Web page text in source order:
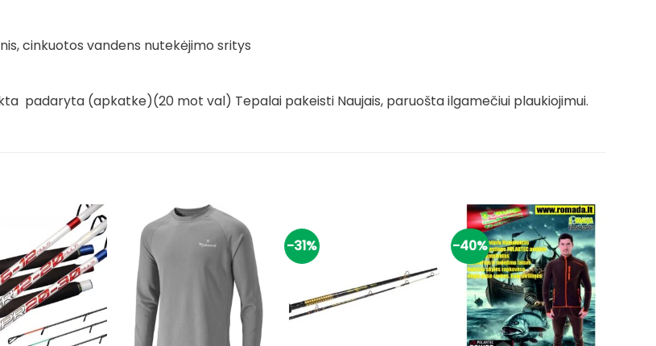
cinkuotos vandens nutekėjimo sritys
padaryta (apkatke)(20 mot val) Tepalai pakeisti Naujais, paruošta ilgamečiui plaukiojimui.
-31% -40%